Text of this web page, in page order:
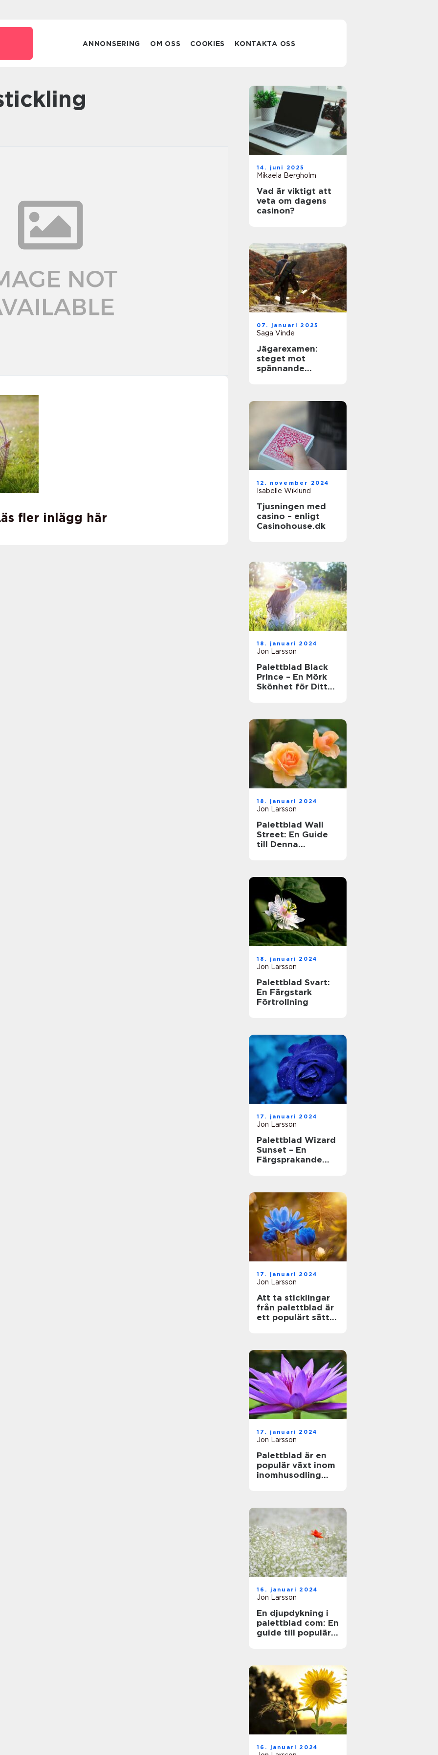
ANNONSERING OM OSS COOKIES KONTAKTA OSS
fler inlägg här
14. juni 2025
Mikaela Bergholm
Vad är viktigt att
veta om dagens
casinon?
07. januari 2025
Saga Vinde
Jägarexamen:
steget mot
spännande
12. november 2024
Isabelle Wiklund
Tjusningen med
casino – enligt
Casinohouse.dk
18. januari 2024
Jon Larsson
Palettblad Black
Prince – En Mörk
Skönhet för Ditt
18. januari 2024
Jon Larsson
Palettblad Wall
Street: En Guide
till Denna
18. januari 2024
Jon Larsson
Palettblad Svart:
En Färgstark
Förtrollning
17. januari 2024
Jon Larsson
Palettblad Wizard
Sunset – En
Färgsprakande
17. januari 2024
Jon Larsson
Att ta sticklingar
från palettblad är
ett populärt sätt
17. januari 2024
Jon Larsson
Palettblad är en
populär växt inom
inomhusodling
sina vackra färger
och mönster
16. januari 2024
Jon Larsson
En djupdykning i
palettblad com: En
guide till populära
16. januari 2024